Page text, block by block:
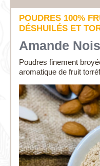
POUDRES 100%
DÉSHUILÉS ET
Amande
Poudres finement
aromatique de fruit